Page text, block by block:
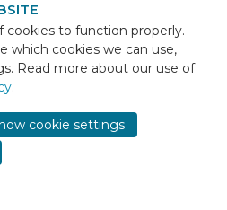
58 92
cookies to function properly.
which cookies we can use,
Read more about our use of
.
cookie settings